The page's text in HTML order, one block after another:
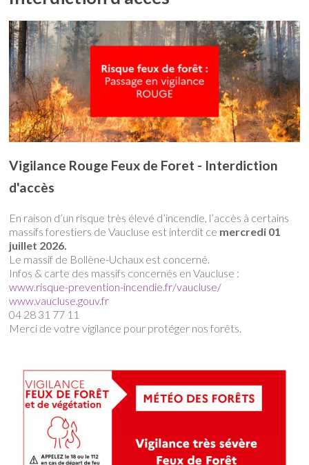
Vigilance Rouge Feux de Foret - Interdiction
d'accès
En raison d’un risque très élevé d’incendie, l’accès à certains
massifs forestiers de Vaucluse est interdit ce mercredi 01
juillet 2026.
Le massif de Bollène-Uchaux est concerné.
Infos & carte des massifs concernés en Vaucluse :
www.risque-prevention-incendie.fr/vaucluse/
www.vaucluse.gouv.fr
04 28 31 77 11
Merci de votre vigilance pour protéger nos forêts.